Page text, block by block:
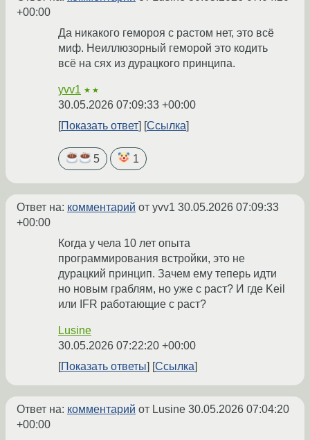
+00:00
Да никакого гемороя с растом нет, это всё
миф. Неиллюзорный геморой это кодить
всё на сях из дурацкого принципа.
yvv1 ★★
30.05.2026 07:09:33 +00:00
Показать ответ
Ссылка
5 1
Ответ на: комментарий от yvv1 30.05.2026 07:09:33
+00:00
Когда у чела 10 лет опыта
программирования встройки, это не
дурацкий принцип. Зачем ему теперь идти
но новым граблям, но уже с раст? И где Keil
или IFR работающие с раст?
Lusine
30.05.2026 07:22:20 +00:00
Показать ответы
Ссылка
Ответ на: комментарий от Lusine 30.05.2026 07:04:20
+00:00